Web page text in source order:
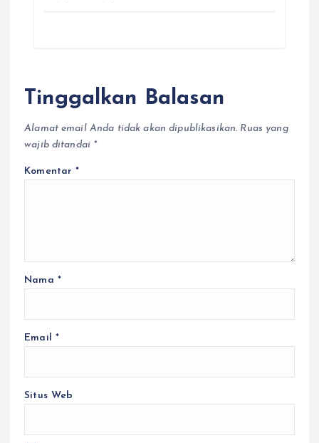
Tinggalkan Balasan
Alamat email Anda tidak akan dipublikasikan. Ruas yang
wajib ditandai *
Komentar*
Nama *
Email *
Situs Web